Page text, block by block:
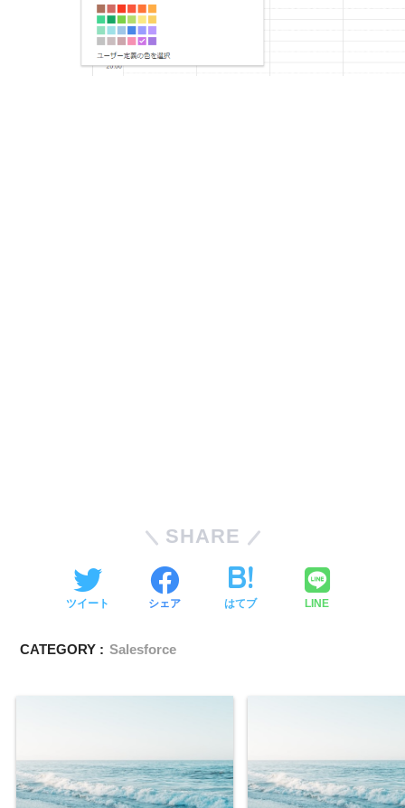
SHARE
ツイート シェア はてブ LINE
CATEGORY : Salesforce